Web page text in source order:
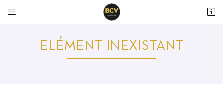
 
36 avenue du Maréchal Maunoury
02 37 99 93 28ELÉMENT INEXISTANT